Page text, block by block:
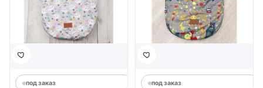
под заказ под заказ